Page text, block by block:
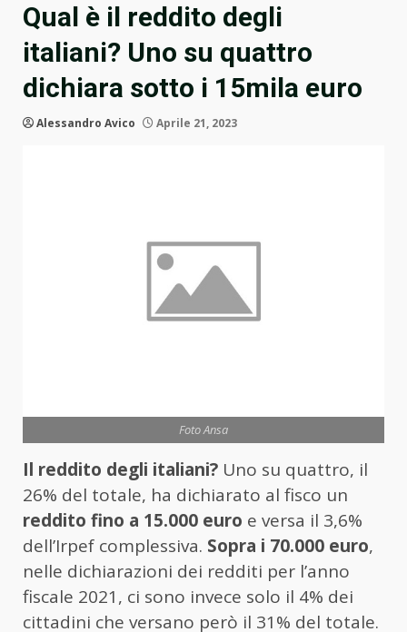
Qual è il reddito degli
italiani? Uno su quattro
dichiara sotto i 15mila euro
Alessandro Avico Aprile 21, 2023
Foto Ansa
Il reddito degli italiani? Uno su quattro, il
26% del totale, ha dichiarato al fisco un
reddito fino a 15.000 euro e versa il 3,6%
dell’Irpef complessiva. Sopra i 70.000 euro,
nelle dichiarazioni dei redditi per l’anno
fiscale 2021, ci sono invece solo il 4% dei
cittadini che versano però il 31% del totale.